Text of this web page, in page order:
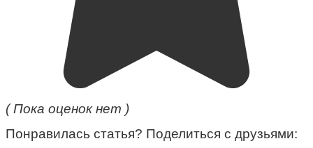
( Пока оценок нет )
Понравилась статья? Поделиться с друзьями: